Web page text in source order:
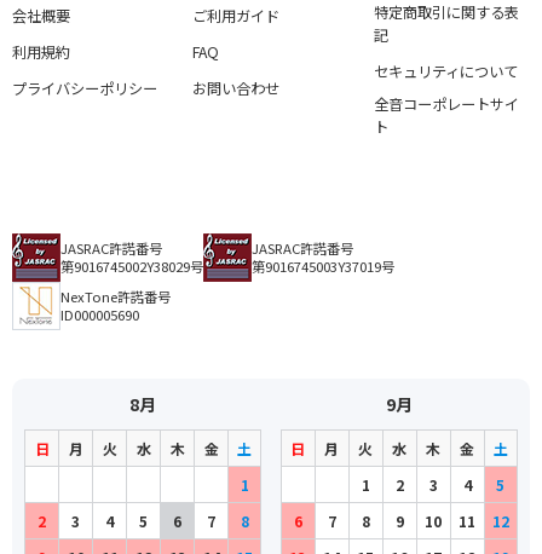
会社概要
利用規約
プライバシーポリシー
ご利用ガイド
FAQ
お問い合わせ
特定商取引に関する表
記
セキュリティについて
全音コーポレートサイ
ト
JASRAC許諾番号
第9016745002Y38029号
JASRAC許諾番号
第9016745003Y37019号
NexTone許諾番号
ID000005690
8月
日 月 火 水 木 金
土
1
2
3 4 5 6 7
8
9月
日 月 火 水 木 金
土
1
2 3 4
5
6
7 8 9 10 11
12